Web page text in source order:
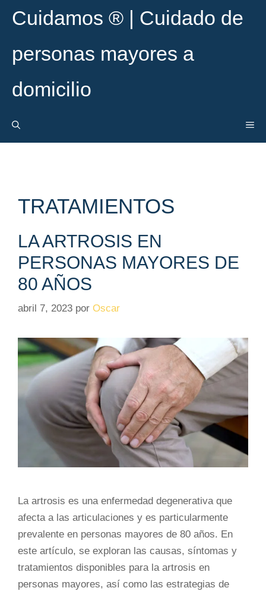
Cuidamos ® | Cuidado de
personas mayores a
domicilio
TRATAMIENTOS
LA ARTROSIS EN
PERSONAS MAYORES DE
80 AÑOS
abril 7, 2023 por Oscar
La artrosis es una enfermedad degenerativa que
afecta a las articulaciones y es particularmente
prevalente en personas mayores de 80 años. En
este artículo, se exploran las causas, síntomas y
tratamientos disponibles para la artrosis en
personas mayores, así como las estrategias de